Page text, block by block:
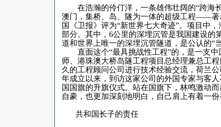
在浩瀚的伶仃洋，一条雄伟壮阔的“跨海
澳门，集桥、岛、隧为一体的超级工程——著
国《卫报》评为“新世界七大奇迹”。项目中
部分。其中， 6公里的深埋沉管是我国建设的
道和世界上唯一的深埋沉管隧道，是公认的“
直面这个“最具挑战性工程”的，是一支中
师、港珠澳大桥岛隧工程项目总经理兼总工
久的工程顾问公司进行技术经验交流，荷兰
年成立以来，到访这家公司的外国专家与客
国国旗的升旗仪式。站在国旗下，林鸣激动
自豪，也更加深刻地明白，自己肩上有着一
共和国长子的责任